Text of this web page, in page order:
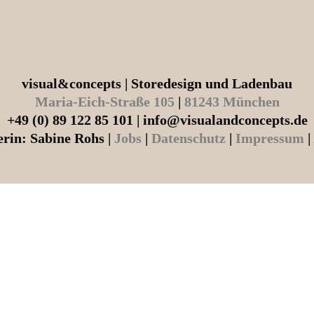
visual&concepts | Storedesign und Ladenbau
Maria-Eich-Straße 105 | 81243 München
+49 (0) 89 122 85 101 | info@visualandconcepts.de
Sabine Rohs | Jobs | Datenschutz| Impressum |